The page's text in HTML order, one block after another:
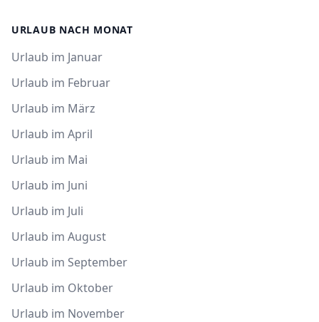
URLAUB NACH MONAT
Urlaub im Januar
Urlaub im Februar
Urlaub im März
Urlaub im April
Urlaub im Mai
Urlaub im Juni
Urlaub im Juli
Urlaub im August
Urlaub im September
Urlaub im Oktober
Urlaub im November